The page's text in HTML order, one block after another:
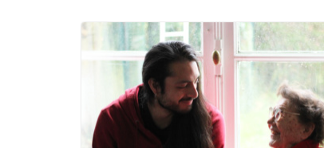
k